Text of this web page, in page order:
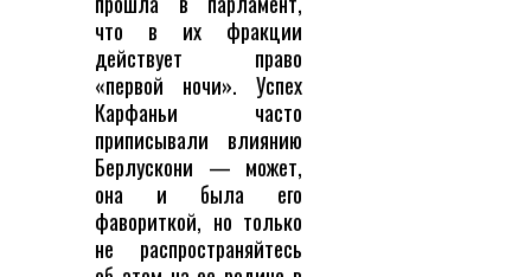
что в их фракции
действует право
«первой ночи». Успех
Карфаньи часто
приписывали влиянию
Берлускони — может,
она и была его
фавориткой, но только
не распространяйтесь